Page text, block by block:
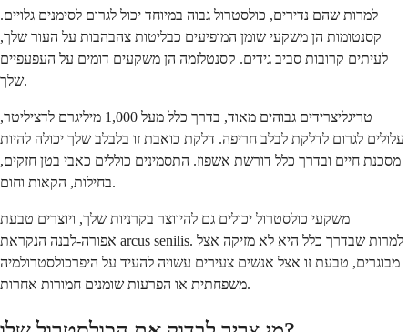
למרות שהם נדירים, כולסטרול גבוה במיוחד יכול לגרום לסימנים גלויים.
קסנטומות הן משקעי שומן המופיעים כבליטות צהבהבות על העור שלך,
לעיתים קרובות סביב גידים. קסנטלזמה הן משקעים דומים על העפעפיים
שלך.
טריגליצרידים גבוהים מאוד, בדרך כלל מעל 1,000 מיליגרם לדציליטר,
עלולים לגרום לדלקת לבלב חריפה. דלקת כואבת זו בלבלב שלך יכולה להיות
מסכנת חיים ובדרך כלל דורשת אשפוז. התסמינים כוללים כאבי בטן חזקים,
בחילות, הקאות וחום.
משקעי כולסטרול יכולים גם להיווצר בקרניות שלך, ויוצרים טבעת
אפורה-לבנה הנקראת arcus senilis. למרות שבדרך כלל היא לא מזיקה אצל
מבוגרים, טבעת זו אצל אנשים צעירים עשויה להעיד על היפרכולסטרולמיה
משפחתית או הפרעות שומנים חמורות אחרות.